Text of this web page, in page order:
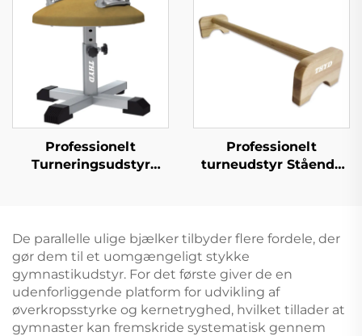
Underholdning
Professionelt
Turneringsudstyr
Professionelt
turneudstyr Stående
De parallelle ulige bjælker tilbyder flere fordele, der
gør dem til et uomgængeligt stykke
gymnastikudstyr. For det første giver de en
udenforliggende platform for udvikling af
øverkropsstyrke og kernetryghed, hvilket tillader at
gymnaster kan fremskride systematisk gennem